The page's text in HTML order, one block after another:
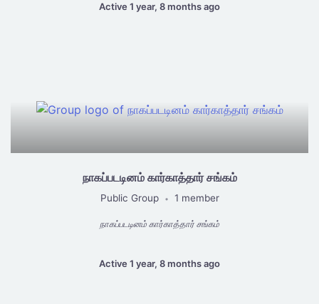
Active 1 year, 8 months ago
நாகப்படடினம் கார்காத்தார் சங்கம்
Public Group • 1 member
நாகப்படடினம் கார்காத்தார் சங்கம்
Active 1 year, 8 months ago